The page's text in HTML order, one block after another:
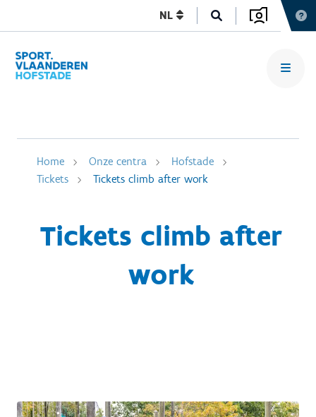
NL
Home Onze centra
Hofstade
Tickets
Tickets climb after work
Tickets climb after
work